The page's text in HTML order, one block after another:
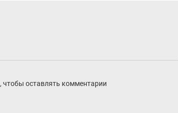
, чтобы оставлять комментарии